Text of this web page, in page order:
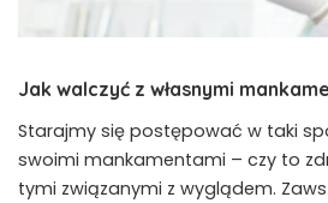
Jak walczyć z własnymi
Starajmy się postępować w taki
swoimi mankamentami – czy to
tymi związanymi z wyglądem.